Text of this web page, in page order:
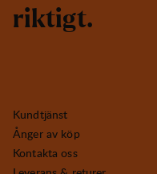
riktigt.
Kundtjänst
Ånger av köp
Kontakta oss